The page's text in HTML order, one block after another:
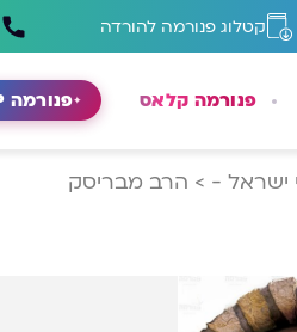
קטלוג פנורמה להורדה
פנורמה קלאס פנורמה V.I.P
ישראל - > הרב מבריסק